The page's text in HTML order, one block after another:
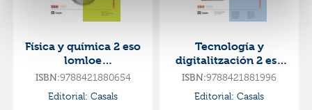
Física y química 2 eso
lomloe
andalucÍa·e.s.o..2ºcur
ISBN:9788421880654
Editorial: Casals
Tecnología y
digitalitzación 2 eso
lomloe
so·código abierto
ISBN:9788421881996
Editorial: Casals